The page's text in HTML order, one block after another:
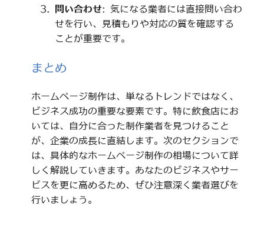
問い合わせ: 気になる業者には直接問い合わ
せを行い、見積もりや対応の質を確認する
ことが重要です。
まとめ
ホームページ制作は、単なるトレンドではなく、
ビジネス成功の重要な要素です。特に飲食店にお
いては、自分に合った制作業者を見つけること
が、企業の成長に直結します。次のセクションで
は、具体的なホームページ制作の相場について詳
しく解説していきます。あなたのビジネスやサー
ビスを更に高めるため、ぜひ注意深く業者選びを
行いましょう。